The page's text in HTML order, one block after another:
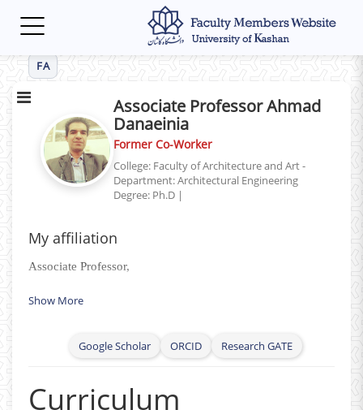
Toggle
FA
Associate Professor Ahmad
Danaeinia
Former Co-Worker
College: Faculty of Architecture and Art -
Department: Architectural Engineering
Degree: Ph.D |
My affiliation
Associate Professor,
Faculty of Architecture & Art, Architecture
Show More
Google Scholar ORCID Research GATE
Curriculum